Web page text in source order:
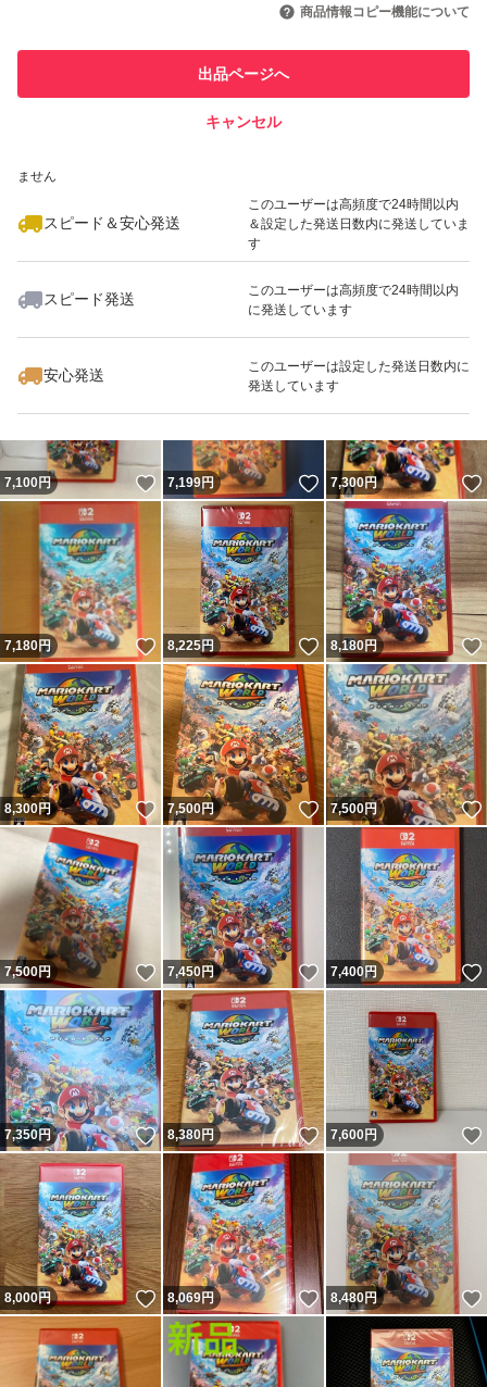
での取引実績があります
ません
スピード＆安心発送
このユーザーは高頻度で24時間以内
＆設定した発送日数内に発送していま
す
スピード発送
このユーザーは高頻度で24時間以内
に発送しています
安心発送
このユーザーは設定した発送日数内に
発送しています
商品情報コピー機能について
出品ページへ
キャンセル
いいね！
8,000
7,100円 いいね！
7,199円 いいね！
7,300円
7,180円 いいね！
8,225円 いいね！
8,180円
8,300円 いいね！
7,500円 いいね！
7,500円
7,500円 いいね！
7,450円 いいね！
7,400円
7,350円 いいね！
8,380円 いいね！
7,600円
8,000円 いいね！
8,069円 いいね！
8,480円